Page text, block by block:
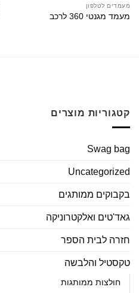
מעמדים לטלפון
מעמד מגנטי 360 לרכב
קטגוריות מוצרים
Swag bag
Uncategorized
בקבוקים ממותגים
גאד'טים ואלקטרוניקה
חזרה לבית הספר
טקסטיל והלבשה
חולצות ממותגות